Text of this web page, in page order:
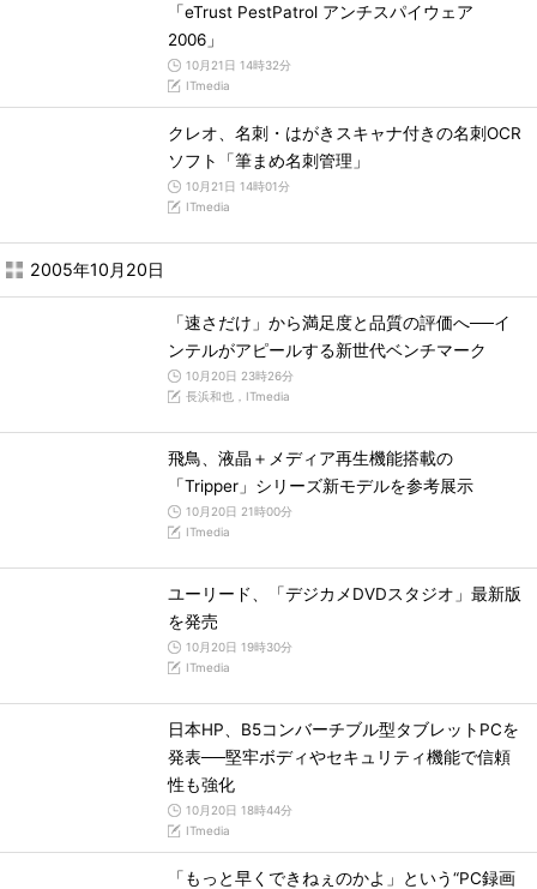
「eTrust PestPatrol アンチスパイウェア
2006」
10月21日 14時32分
ITmedia
クレオ、名刺・はがきスキャナ付きの名刺OCR
ソフト「筆まめ名刺管理」
10月21日 14時01分
ITmedia
2005年10月20日
「速さだけ」から満足度と品質の評価へ──イ
ンテルがアピールする新世代ベンチマーク
10月20日 23時26分
長浜和也，ITmedia
飛鳥、液晶＋メディア再生機能搭載の
「Tripper」シリーズ新モデルを参考展示
10月20日 21時00分
ITmedia
ユーリード、「デジカメDVDスタジオ」最新版
を発売
10月20日 19時30分
ITmedia
日本HP、B5コンバーチブル型タブレットPCを
発表──堅牢ボディやセキュリティ機能で信頼
性も強化
10月20日 18時44分
ITmedia
「もっと早くできねぇのかよ」という“PC録画